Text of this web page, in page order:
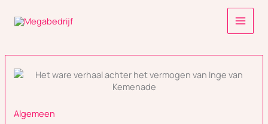
naar
Algemeen